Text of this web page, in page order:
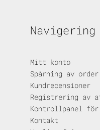
Navigering
Mitt konto
Spårning av order
Kundrecensioner
Registrering av
Kontrollpanel
Kontakt